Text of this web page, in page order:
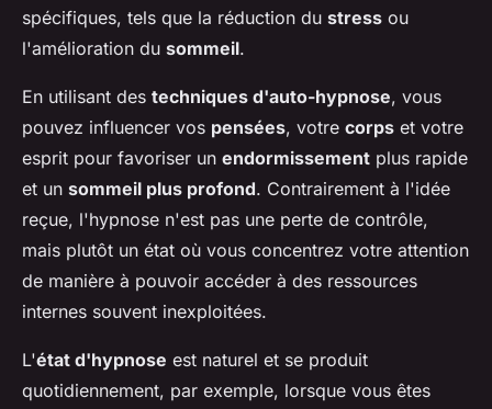
spécifiques, tels que la réduction du stress ou
l'amélioration du sommeil.
En utilisant des techniques d'auto-hypnose, vous
pouvez influencer vos pensées, votre corps et votre
esprit pour favoriser un endormissement plus rapide
et un sommeil plus profond. Contrairement à l'idée
reçue, l'hypnose n'est pas une perte de contrôle,
mais plutôt un état où vous concentrez votre attention
de manière à pouvoir accéder à des ressources
internes souvent inexploitées.
L'état d'hypnose est naturel et se produit
quotidiennement, par exemple, lorsque vous êtes